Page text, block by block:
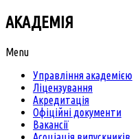
АКАДЕМІЯ
Menu
Управління академією
Ліцензування
Акредитація
Офіційні документи
Вакансії